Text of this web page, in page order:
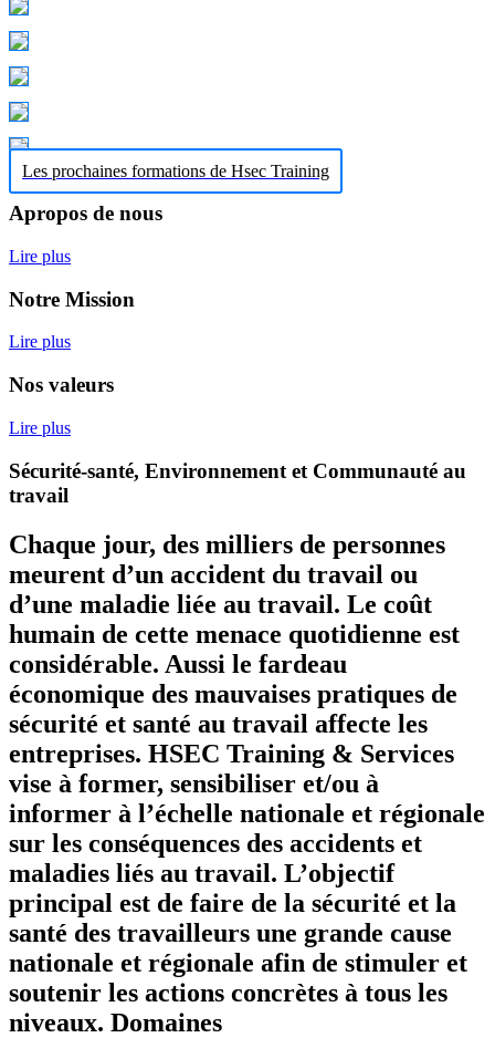
Les prochaines formations de Hsec Training
Apropos de nous
Lire plus
Notre Mission
Lire plus
Nos valeurs
Lire plus
Sécurité-santé, Environnement et Communauté au
travail
Chaque jour, des milliers de personnes
meurent d’un accident du travail ou
d’une maladie liée au travail. Le coût
humain de cette menace quotidienne est
considérable. Aussi le fardeau
économique des mauvaises pratiques de
sécurité et santé au travail affecte les
entreprises. HSEC Training & Services
vise à former, sensibiliser et/ou à
informer à l’échelle nationale et régionale
sur les conséquences des accidents et
maladies liés au travail. L’objectif
principal est de faire de la sécurité et la
santé des travailleurs une grande cause
nationale et régionale afin de stimuler et
soutenir les actions concrètes à tous les
niveaux. Domaines